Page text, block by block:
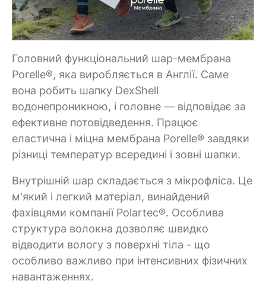
Головний функціональний шар-мембрана
Porelle®, яка виробляється в Англії. Саме
вона робить шапку DexShell
водонепроникною, і головне — відповідає за
ефективне потовідведення. Працює
еластична і міцна мембрана Porelle® завдяки
різниці температур всередині і зовні шапки.
Внутрішній шар складається з мікрофліса. Це
м'який і легкий матеріал, винайдений
фахівцями компанії Polartec®. Особлива
структура волокна дозволяє швидко
відводити вологу з поверхні тіла - що
особливо важливо при інтенсивних фізичних
навантаженнях.